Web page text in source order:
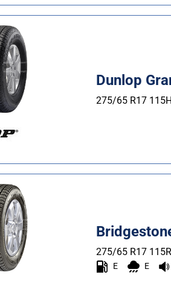
Dunlop
275/65 R17 115H
275/65 R17 115R
E E